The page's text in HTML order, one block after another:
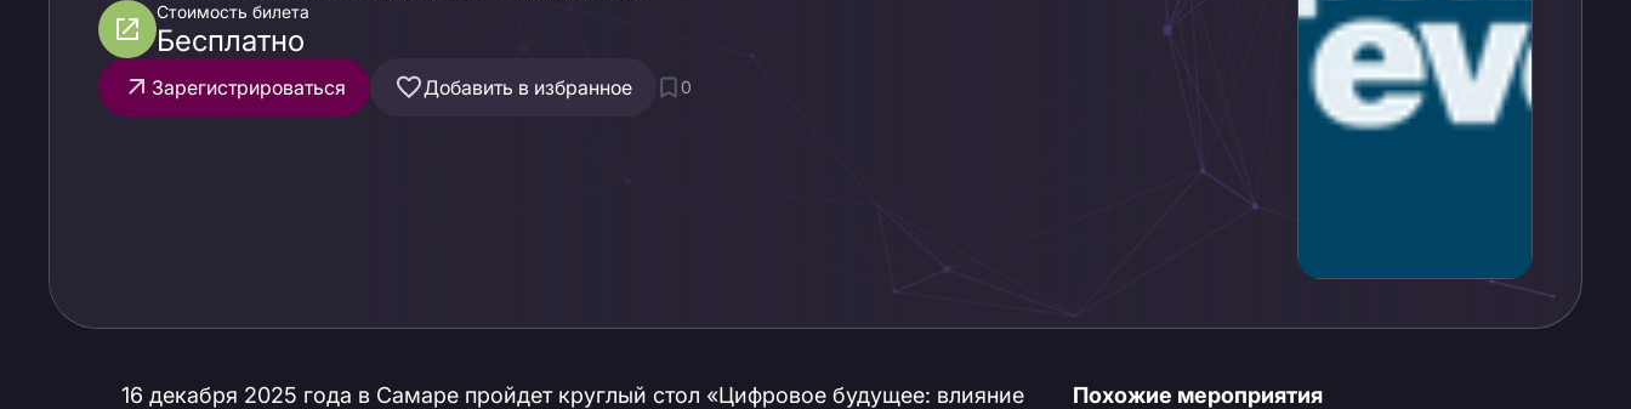
Стоимость билета
Бесплатно
Зарегистрироваться Добавить в избранное 0
16 декабря 2025 года в Самаре пройдет круглый стол «Цифровое будущее: влияние
Похожие мероприятия